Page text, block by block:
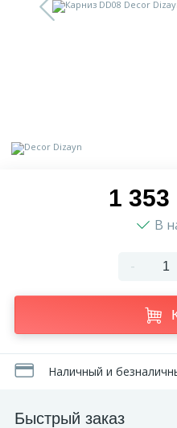
1 353
В
-
Наличный и
Быстрый заказ
Доставка
Сотрудничество